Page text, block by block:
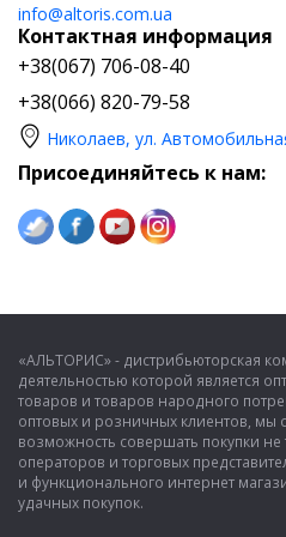
info@altoris.com.ua
Контактная информация
+38(067) 706-08-40
+38(066) 820-79-58
Николаев, ул.
Присоединяйтесь к нам:
«АЛЬТОРИС» - дистрибьюторская
деятельностью которой является
товаров и товаров народного
оптовых и розничных клиентов, мы
возможность совершать покупки
операторов и торговых
и функционального интернет
удачных покупок.